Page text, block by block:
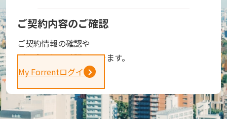
ご契約内容のご確認
ご契約情報の確認や
ご請求金額の確認ができます。
My Forrentログイン